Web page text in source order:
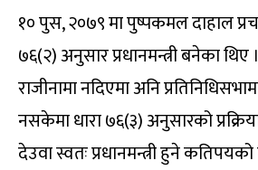
१० पुस, २०७९ मा पुष्पकमल दाहाल
७६(२) अनुसार प्रधानमन्त्री बनेका थिए
राजीनामा नदिएमा अनि
नसकेमा धारा ७६(३) अनुसारको
देउवा स्वतः प्रधानमन्त्री हुने